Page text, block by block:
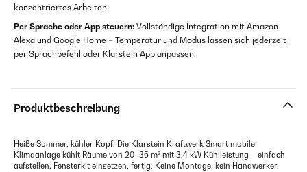
konzentriertes Arbeiten.
Per Sprache oder App steuern: Vollständige Integration mit Amazon
Alexa und Google Home – Temperatur und Modus lassen sich jederzeit
per Sprachbefehl oder Klarstein App anpassen.
Produktbeschreibung
Heiße Sommer, kühler Kopf: Die Klarstein Kraftwerk Smart mobile
Klimaanlage kühlt Räume von 20–35 m² mit 3,4 kW Kühlleistung – einfach
aufstellen, Fensterkit einsetzen, fertig. Keine Montage, kein Handwerker.